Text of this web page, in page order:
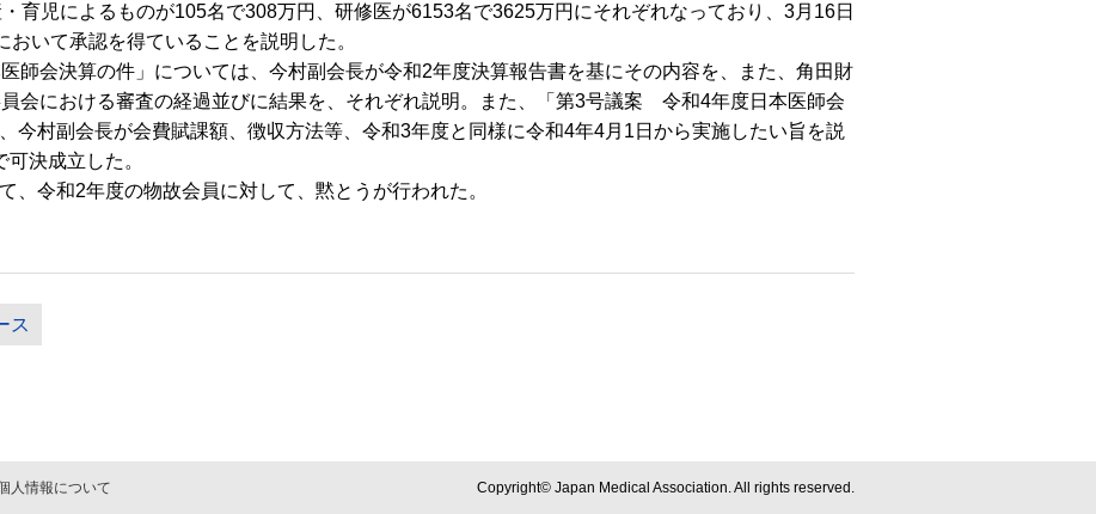
育児によるものが105名で308万円、研修医が6153名で3625万円にそれぞれなっており、3月16日
いて承認を得ていることを説明した。
会決算の件」については、今村副会長が令和2年度決算報告書を基にその内容を、また、角田財
会における審査の経過並びに結果を、それぞれ説明。また、「第3号議案 令和4年度日本医師会
今村副会長が会費賦課額、徴収方法等、令和3年度と同様に令和4年4月1日から実施したい旨を説
決成立した。
令和2年度の物故会員に対して、黙とうが行われた。
ス
人情報について Copyright© Japan Medical Association. All rights reserved.